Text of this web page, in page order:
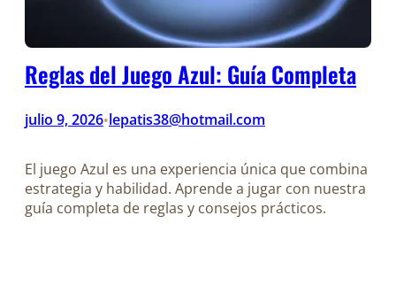
Reglas del Juego Azul: Guía Completa
julio 9, 2026•lepatis38@hotmail.com
El juego Azul es una experiencia única que combina
estrategia y habilidad. Aprende a jugar con nuestra
guía completa de reglas y consejos prácticos.